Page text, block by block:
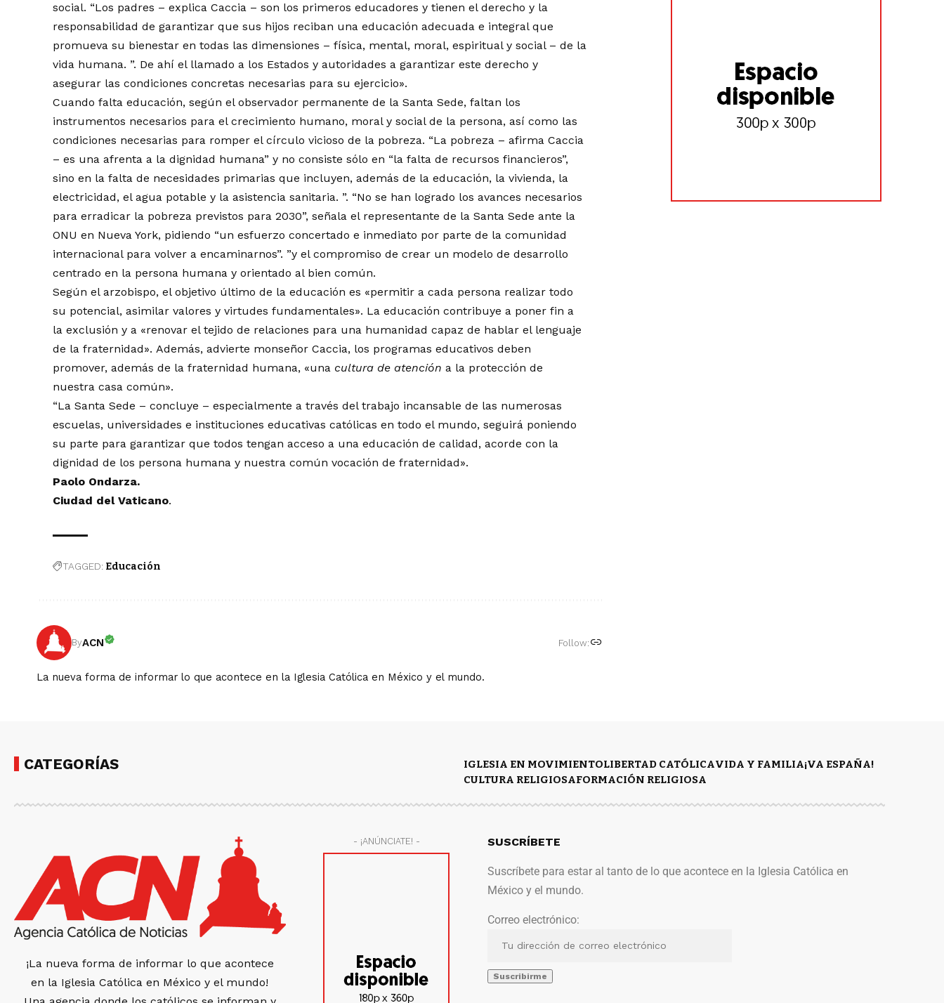
social. “Los padres – explica Caccia – son los primeros educadores y tienen el derecho y la
responsabilidad de garantizar que sus hijos reciban una educación adecuada e integral que
promueva su bienestar en todas las dimensiones – física, mental, moral, espiritual y social – de la
vida humana. ”. De ahí el llamado a los Estados y autoridades a garantizar este derecho y
asegurar las condiciones concretas necesarias para su ejercicio».
Cuando falta educación, según el observador permanente de la Santa Sede, faltan los
instrumentos necesarios para el crecimiento humano, moral y social de la persona, así como las
condiciones necesarias para romper el círculo vicioso de la pobreza. “La pobreza – afirma Caccia
– es una afrenta a la dignidad humana” y no consiste sólo en “la falta de recursos financieros”,
sino en la falta de necesidades primarias que incluyen, además de la educación, la vivienda, la
electricidad, el agua potable y la asistencia sanitaria. ”. “No se han logrado los avances necesarios
para erradicar la pobreza previstos para 2030”, señala el representante de la Santa Sede ante la
ONU en Nueva York, pidiendo “un esfuerzo concertado e inmediato por parte de la comunidad
internacional para volver a encaminarnos”. ”y el compromiso de crear un modelo de desarrollo
centrado en la persona humana y orientado al bien común.
Según el arzobispo, el objetivo último de la educación es «permitir a cada persona realizar todo
su potencial, asimilar valores y virtudes fundamentales». La educación contribuye a poner fin a
la exclusión y a «renovar el tejido de relaciones para una humanidad capaz de hablar el lenguaje
de la fraternidad». Además, advierte monseñor Caccia, los programas educativos deben
promover, además de la fraternidad humana, «una cultura de atención a la protección de
nuestra casa común».
“La Santa Sede – concluye – especialmente a través del trabajo incansable de las numerosas
escuelas, universidades e instituciones educativas católicas en todo el mundo, seguirá poniendo
su parte para garantizar que todos tengan acceso a una educación de calidad, acorde con la
dignidad de los persona humana y nuestra común vocación de fraternidad».
Paolo Ondarza.
Ciudad del Vaticano.
TAGGED: Educación
ByACN Follow:
La nueva forma de informar lo que acontece en la Iglesia Católica en México y el mundo.
CATEGORÍAS IGLESIA EN MOVIMIENTOLIBERTAD CATÓLICAVIDA Y FAMILIA¡VA ESPAÑA!
CULTURA RELIGIOSAFORMACIÓN RELIGIOSA
¡La nueva forma de informar lo que acontece
en la Iglesia Católica en México y el mundo!
- ¡ANÚNCIATE! - SUSCRÍBETE
Suscríbete para estar al tanto de lo que acontece en la Iglesia Católica en
México y el mundo.
Correo electrónico: